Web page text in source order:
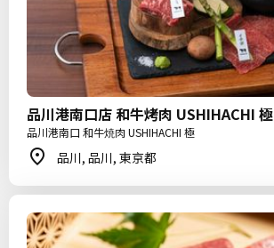
品川港南口店 和牛烤肉 USHIHACHI 極
品川港南口 和牛焼肉 USHIHACHI 極
品川, 品川, 東京都